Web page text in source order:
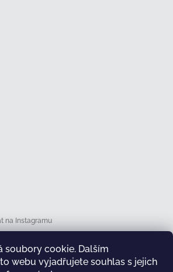
soubory cookie. Dalším
webu vyjadřujete souhlas s jejich
na Instagramu